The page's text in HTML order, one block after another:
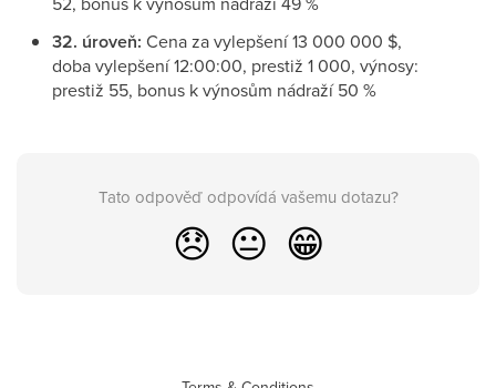
32. úroveň: Cena za vylepšení 13 000 000 $,
doba vylepšení 12:00:00, prestiž 1 000, výnosy:
prestiž 55, bonus k výnosům nádraží 50 %
Tato odpověď odpovídá vašemu dotazu?
😞 😐 😁